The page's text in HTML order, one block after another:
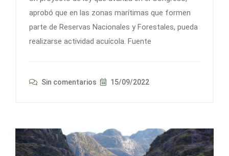
aprobó que en las zonas marítimas que formen
parte de Reservas Nacionales y Forestales, pueda
realizarse actividad acuícola. Fuente
Sin comentarios 15/09/2022